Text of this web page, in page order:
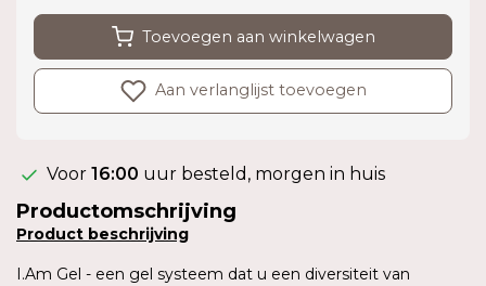
Toevoegen aan winkelwagen
Aan verlanglijst toevoegen
Voor 16:00 uur besteld, morgen in huis
Productomschrijving
Product beschrijving
I.Am Gel - een gel systeem dat u een diversiteit van